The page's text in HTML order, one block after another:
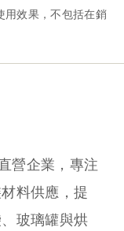
營企業，專注
料供應，提
玻璃罐與烘